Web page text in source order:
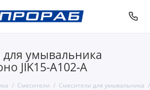
для умывальника
JIK15-A102-A
Смесители Смесители для умывальника